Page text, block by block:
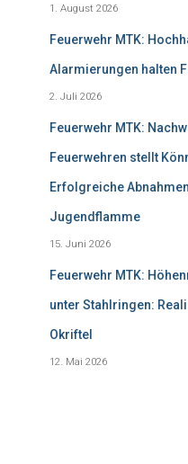
1. August 2026
Feuerwehr MTK:
Alarmierungen halten
2. Juli 2026
Feuerwehr MTK:
Feuerwehren stellt
Erfolgreiche
Jugendflamme
15. Juni 2026
Feuerwehr MTK:
unter Stahlringen:
Okriftel
12. Mai 2026